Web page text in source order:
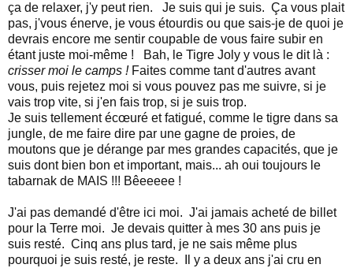
ça de relaxer, j'y peut rien. Je suis qui je suis. Ça vous plait
pas, j'vous énerve, je vous étourdis ou que sais-je de quoi je
devrais encore me sentir coupable de vous faire subir en
étant juste moi-même !
Bah, le Tigre Joly y vous le dit là :
crisser moi le camps !Faites comme tant d'autres avant
vous, puis rejetez moi si vous pouvez pas me suivre, si je
vais trop vite, si j'en fais trop, si je suis trop.
Je suis tellement écœuré et fatigué, comme le tigre dans sa
jungle, de me faire dire par une gagne de proies, de
moutons que je dérange par mes grandes capacités, que je
suis dont bien bon et important, mais... ah oui toujours le
tabarnak de MAIS !!! Bêeeeee !
J'ai pas demandé d'être ici moi. J'ai jamais acheté de billet
pour la Terre moi. Je devais quitter à mes 30 ans puis je
suis resté. Cinq ans plus tard, je ne sais même plus
pourquoi je suis resté, je reste. Il y a deux ans j'ai cru en